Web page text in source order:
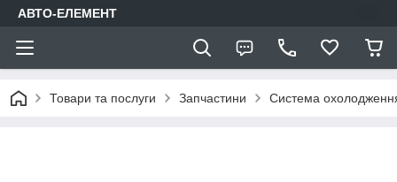
АВТО-ЕЛЕМЕНТ
Товари та послуги Запчастини Система